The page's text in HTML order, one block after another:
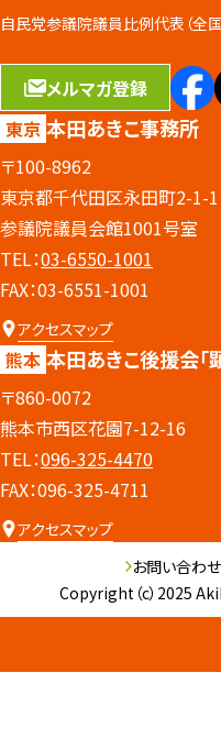
自民党参議院議員比例代表（全
メルマガ登録
東京 本田あきこ事務所
〒100-8962
東京都千代田区永田町2-1-1
参議院議員会館1001号室
TEL：03-6550-1001
FAX：03-6551-1001
アクセスマップ
熊本 本田あきこ後援会
〒860-0072
熊本市西区花園7-12-16
TEL：096-325-4470
FAX：096-325-4711
アクセスマップ
お問い合わせ
Copyright（c）2025